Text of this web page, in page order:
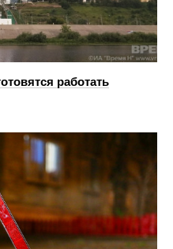
работать